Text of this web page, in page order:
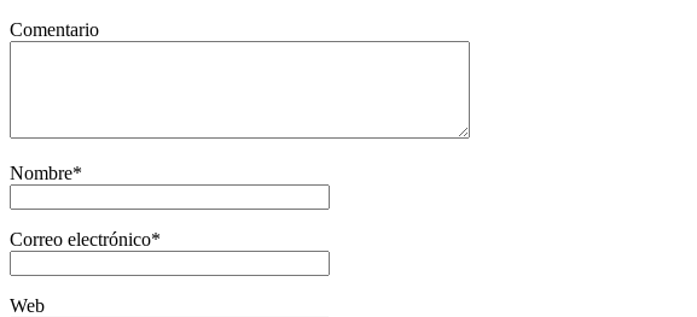
Comentario
Nombre*
Correo electrónico*
Web